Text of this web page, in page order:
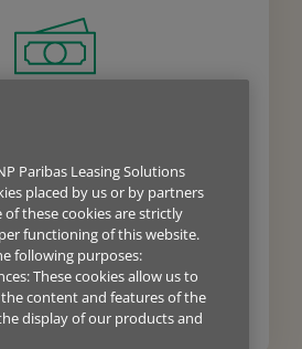
av ditt
prosjekt
eksperter i dag for å få gode råd og
finansieringsløsninger. Vi hjelper
strategiske investeringer.
OSS
Paribas Leasing Solutions
placed by us or by partners
these cookies are strictly
functioning of this website.
following purposes:
These cookies allow us to
content and features of the
display of our products and